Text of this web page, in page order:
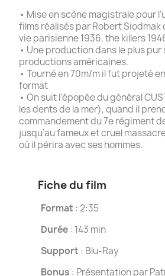
• Mise en scène magistrale pour
films réalisés par Robert Siodmak
vie parisienne 1936, the killers
• Une production dans le plus
productions américaines.
• Tourné en 70m/m il fut projeté
format
• On suit l’épopée du général
les dents de la mer), quand il
commandement du 7e régiment
jusqu’au fameux et cruel
où il périra avec ses hommes.
Fiche du film
Format : 2:35
Durée: 143 min
Support : Blu-Ray
Bonus : Présentation par